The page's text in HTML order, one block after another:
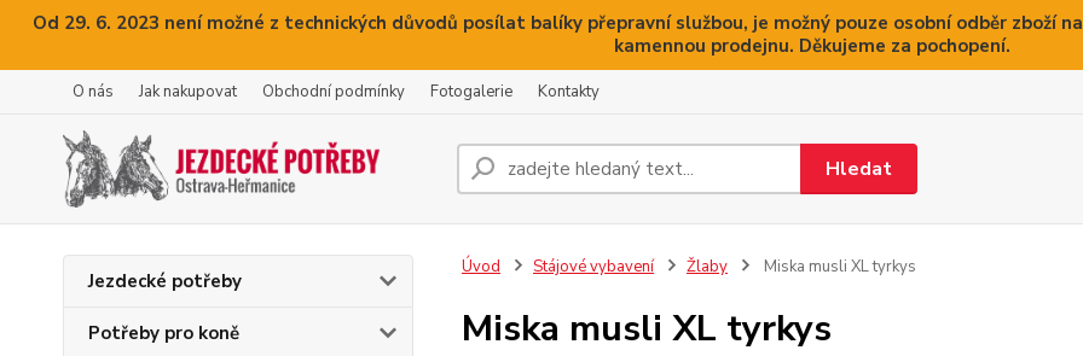
Od 29. 6. 2023 není možné z technických důvodů posílat balíky přepravní službou, je možný pouze osobní odběr zboží
kamennou prodejnu. Děkujeme za pochopení.
O nás Jak nakupovat Obchodní podmínky Fotogalerie Kontakty
Hledat
Jezdecké potřeby
Potřeby pro koně
Úvod Stájové vybavení Žlaby Miska musli XL tyrkys
Miska musli XL tyrkys